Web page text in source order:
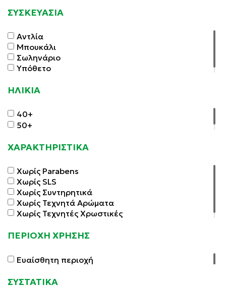
ΣΥΣΚΕΥΑΣΙΑ
Αντλία
Μπουκάλι
Σωληνάριο
Υπόθετο
ΗΛΙΚΙΑ
40+
50+
ΧΑΡΑΚΤΗΡΙΣΤΙΚΑ
Χωρίς Parabens
Χωρίς SLS
Χωρίς Συντηρητικά
Χωρίς Τεχνητά Αρώματα
Χωρίς Τεχνητές Χρωστικές
ΠΕΡΙΟΧΗ ΧΡΗΣΗΣ
Ευαίσθητη περιοχή
ΣΥΣΤΑΤΙΚΑ